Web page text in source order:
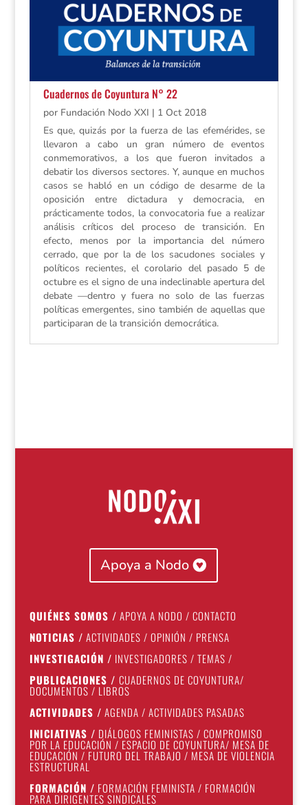
Cuadernos de Coyuntura N° 22
por Fundación Nodo XXI | 1 Oct 2018
Es que, quizás por la fuerza de las efemérides, se
llevaron a cabo un gran número de eventos
conmemorativos, a los que fueron invitados a
debatir los diversos sectores. Y, aunque en muchos
casos se habló en un código de desarme de la
oposición entre dictadura y democracia, en
prácticamente todos, la convocatoria fue a realizar
análisis críticos del proceso de transición. En
efecto, menos por la importancia del número
cerrado, que por la de los sacudones sociales y
políticos recientes, el corolario del pasado 5 de
octubre es el signo de una indeclinable apertura del
debate —dentro y fuera no solo de las fuerzas
políticas emergentes, sino también de aquellas que
participaran de la transición democrática.
Apoya a Nodo
QUIÉNES SOMOS / APOYA A NODO / CONTACTO
NOTICIAS / ACTIVIDADES / OPINIÓN / PRENSA
INVESTIGACIÓN / INVESTIGADORES / TEMAS /
PUBLICACIONES / CUADERNOS DE COYUNTURA/
DOCUMENTOS / LIBROS
ACTIVIDADES / AGENDA / ACTIVIDADES PASADAS
INICIATIVAS / DIÁLOGOS FEMINISTAS / COMPROMISO
POR LA EDUCACIÓN / ESPACIO DE COYUNTURA/ MESA DE
EDUCACIÓN / FUTURO DEL TRABAJO / MESA DE VIOLENCIA
ESTRUCTURAL
FORMACIÓN / FORMACIÓN FEMINISTA / FORMACIÓN
PARA DIRIGENTES SINDICALES